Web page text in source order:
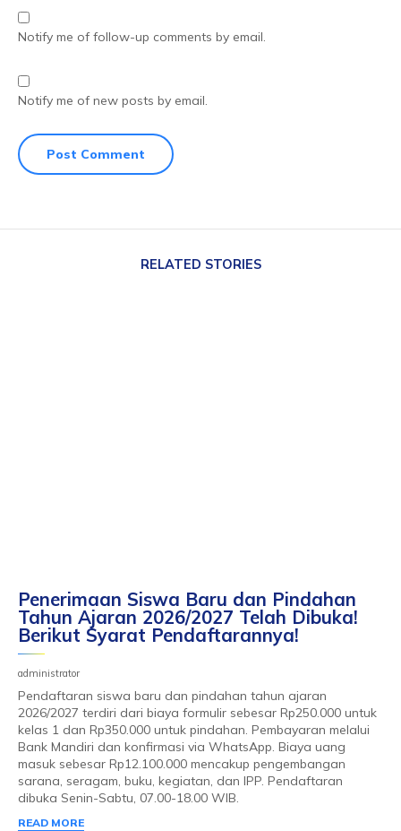
Notify me of follow-up comments by email.
Notify me of new posts by email.
RELATED STORIES
Penerimaan Siswa Baru dan Pindahan
Tahun Ajaran 2026/2027 Telah Dibuka!
Berikut Syarat Pendaftarannya!
administrator
Pendaftaran siswa baru dan pindahan tahun ajaran
2026/2027 terdiri dari biaya formulir sebesar Rp250.000 untuk
kelas 1 dan Rp350.000 untuk pindahan. Pembayaran melalui
Bank Mandiri dan konfirmasi via WhatsApp. Biaya uang
masuk sebesar Rp12.100.000 mencakup pengembangan
sarana, seragam, buku, kegiatan, dan IPP. Pendaftaran
dibuka Senin-Sabtu, 07.00-18.00 WIB.
READ MORE